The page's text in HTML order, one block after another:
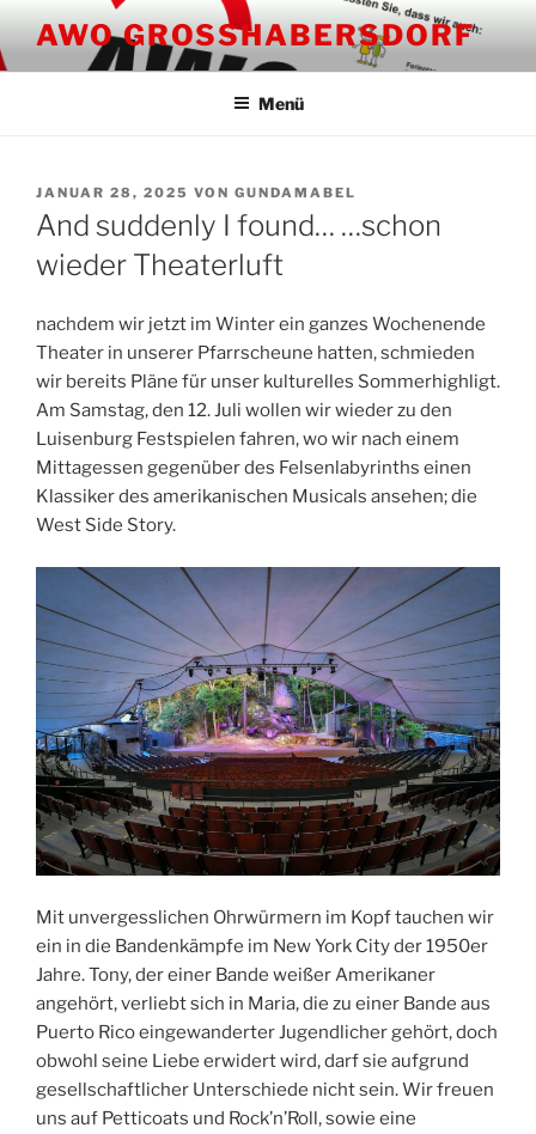
Inhalt
springen
AWO GROSSHABERSDORF
Menü
VERÖFFENTLICHT
AM
JANUAR 28, 2025 VON GUNDAMABEL
And suddenly I found… …schon
wieder Theaterluft
nachdem wir jetzt im Winter ein ganzes Wochenende
Theater in unserer Pfarrscheune hatten, schmieden
wir bereits Pläne für unser kulturelles Sommerhighligt.
Am Samstag, den 12. Juli wollen wir wieder zu den
Luisenburg Festspielen fahren, wo wir nach einem
Mittagessen gegenüber des Felsenlabyrinths einen
Klassiker des amerikanischen Musicals ansehen; die
West Side Story.
Mit unvergesslichen Ohrwürmern im Kopf tauchen wir
ein in die Bandenkämpfe im New York City der 1950er
Jahre. Tony, der einer Bande weißer Amerikaner
angehört, verliebt sich in Maria, die zu einer Bande aus
Puerto Rico eingewanderter Jugendlicher gehört, doch
obwohl seine Liebe erwidert wird, darf sie aufgrund
gesellschaftlicher Unterschiede nicht sein. Wir freuen
uns auf Petticoats und Rock’n’Roll, sowie eine